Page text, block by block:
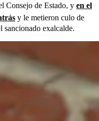
Consejo de Estado, y en el
y le metieron culo de
sancionado exalcalde.